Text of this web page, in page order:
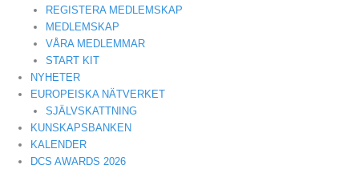
REGISTERA MEDLEMSKAP
MEDLEMSKAP
VÅRA MEDLEMMAR
START KIT
NYHETER
EUROPEISKA NÄTVERKET
SJÄLVSKATTNING
KUNSKAPSBANKEN
KALENDER
DCS AWARDS 2026